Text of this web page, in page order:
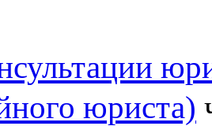
юриста)